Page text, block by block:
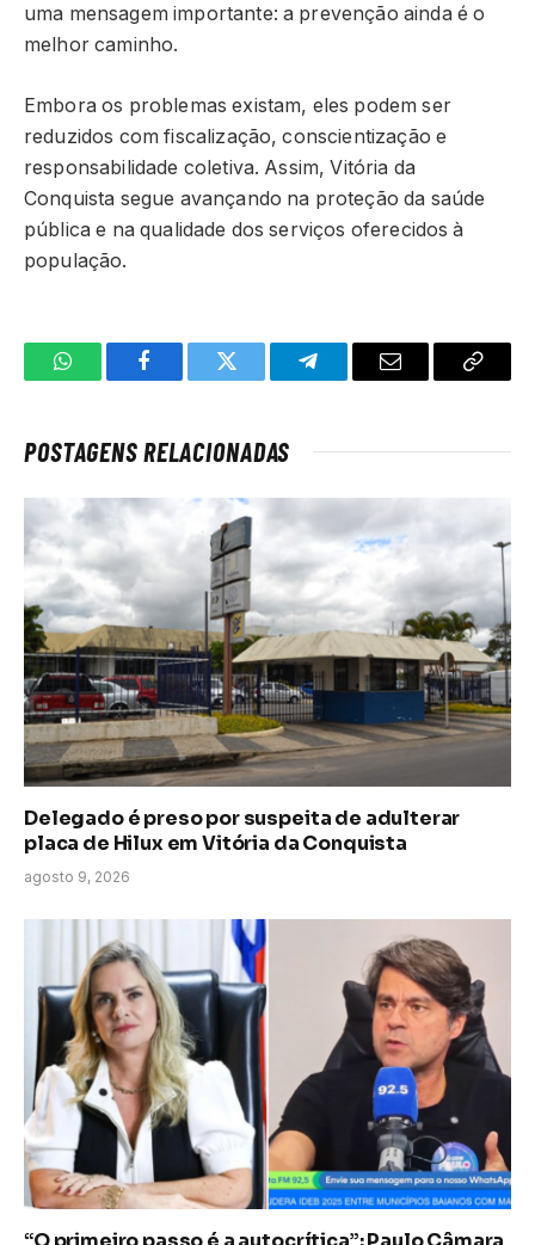
uma mensagem importante: a prevenção ainda é o
melhor caminho.
Embora os problemas existam, eles podem ser
reduzidos com fiscalização, conscientização e
responsabilidade coletiva. Assim, Vitória da
Conquista segue avançando na proteção da saúde
pública e na qualidade dos serviços oferecidos à
população.
WhatsAppFacebookTwitter TelegramaE-
Copiar
POSTAGENS RELACIONADAS
Delegado é preso por suspeita de adulterar
placa de Hilux em Vitória da Conquista
agosto 9, 2026